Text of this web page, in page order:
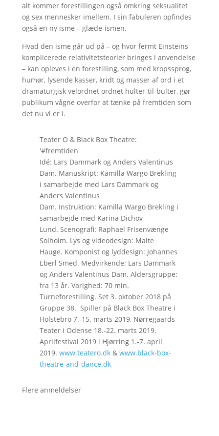
alt kommer forestillingen også omkring seksualitet
og sex mennesker imellem. I sin fabuleren opfindes
også en ny isme – glæde-ismen.
Hvad den isme går ud på – og hvor fermt Einsteins
komplicerede relativitetsteorier bringes i anvendelse
– kan opleves i en forestilling, som med kropssprog,
humør, lysende kasser, kridt og masser af ord i et
dramaturgisk velordnet ordnet hulter-til-bulter, gør
publikum vågne overfor at tænke på fremtiden som
det nu vi er i.
Teater O & Black Box Theatre:
'#fremtiden'
Idé: Lars Dammark og Anders Valentinus
Dam. Manuskript: Kamilla Wargo Brekling
i samarbejde med Lars Dammark og
Anders Valentinus
Dam. Instruktion: Kamilla Wargo Brekling i
samarbejde med Karina Dichov
Lund. Scenografi: Raphael Frisenvænge
Solholm. Lys og videodesign: Malte
Hauge. Komponist og lyddesign: Johannes
Eberl Smed. Medvirkende: Lars Dammark
og Anders Valentinus Dam. Aldersgruppe:
fra 13 år. Varighed: 70 min.
Turneforestilling. Set 3. oktober 2018 på
Gruppe 38. Spiller på Black Box Theatre i
Holstebro 7.-15. marts 2019, Nørregaards
Teater i Odense 18.-22. marts 2019,
Aprilfestival 2019 i Hjørring 1.-7. april
2019. www.teatero.dk& www.black-box-
theatre-and-dance.dk
Flere anmeldelser